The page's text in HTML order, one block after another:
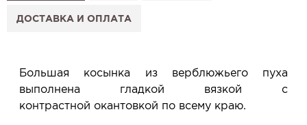
3. Заполните форму и отправьте заявку.
Услуга бесплатная и ни к чему не обязывает: Вы
примеряете в салоне и уже на месте решаете,
покупать или нет.
Планируйте визит в удобное для Вас время -
ДОСТАВКА И ОПЛАТА
Большая косынка из верблюжьего пуха
выполнена гладкой вязкой с
контрастной окантовкой по всему краю.